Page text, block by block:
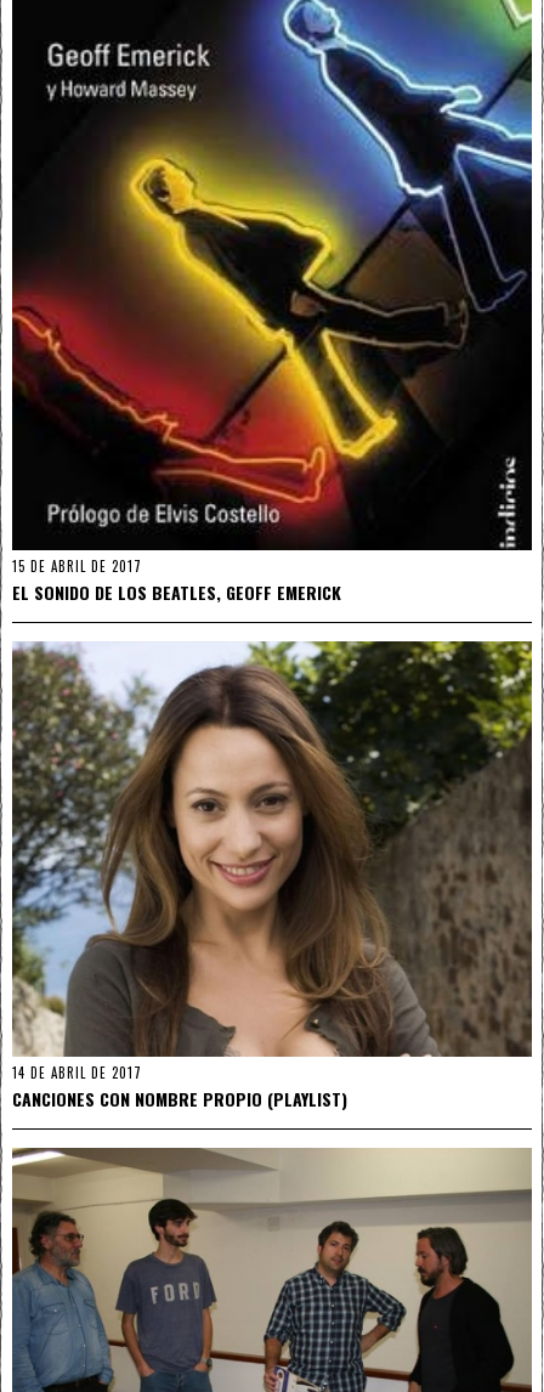
15 DE ABRIL DE 2017
EL SONIDO DE LOS BEATLES, GEOFF EMERICK
14 DE ABRIL DE 2017
CANCIONES CON NOMBRE PROPIO (PLAYLIST)